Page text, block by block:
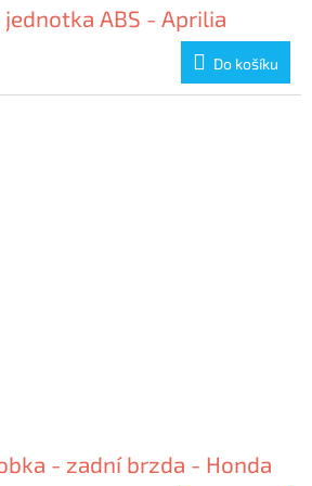
ABS - Aprilia
Do košíku
- zadní brzda - Honda